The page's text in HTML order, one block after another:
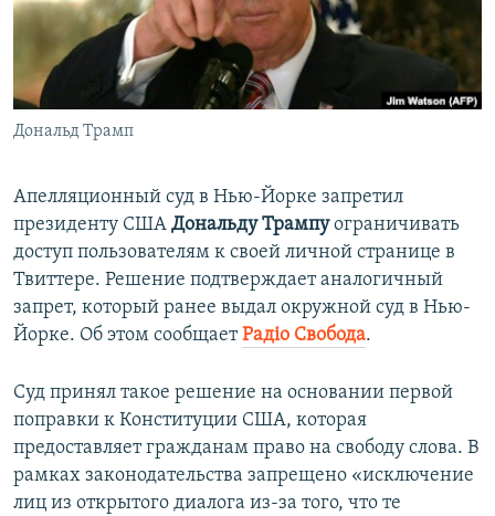
ПОБЕДИТЕЛЕЙ НЕ СУДЯТ?
КРЫМ.НЕПОКОРЕННЫЙ
ELIFBE
УКРАИНСКАЯ ПРОБЛЕМА КРЫМА
ПРИСОЕДИНЯЙТЕСЬ!
Дональд Трамп
Апелляционный суд в Нью-Йорке запретил
президенту США Дональду Трампуограничивать
доступ пользователям к своей личной странице в
Твиттере. Решение подтверждает аналогичный
запрет, который ранее выдал окружной суд в Нью-
Йорке. Об этом сообщаетРадіо Свобода.
Суд принял такое решение на основании первой
поправки к Конституции США, которая
предоставляет гражданам право на свободу слова. В
рамках законодательства запрещено «исключение
лиц из открытого диалога из-за того, что те